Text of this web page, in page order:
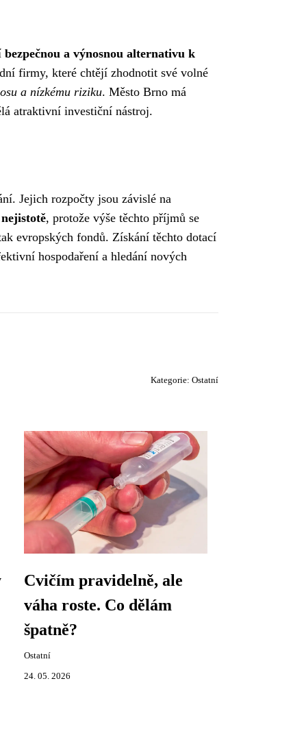
bezpečnou a výnosnou alternativu k
firmy, které chtějí zhodnotit své volné
a nízkému riziku. Město Brno má
atraktivní investiční nástroj.
Jejich rozpočty jsou závislé na
nejistotě, protože výše těchto příjmů se
evropských fondů. Získání těchto dotací
hospodaření a hledání nových
Kategorie: Ostatní
Cvičím pravidelně, ale
váha roste. Co dělám
špatně?
Ostatní
24. 05. 2026